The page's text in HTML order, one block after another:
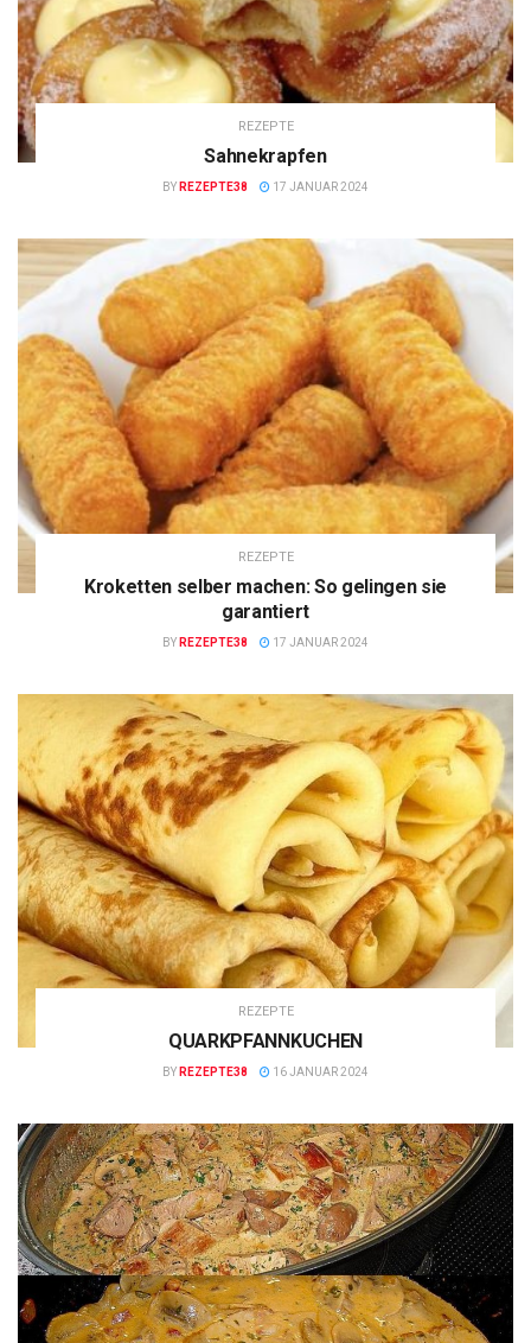
REZEPTE
Sahnekrapfen
BY REZEPTE38 17 JANUAR 2024
REZEPTE
Kroketten selber machen: So gelingen sie
garantiert
BY REZEPTE38 17 JANUAR 2024
REZEPTE
QUARKPFANNKUCHEN
BY REZEPTE38 16 JANUAR 2024